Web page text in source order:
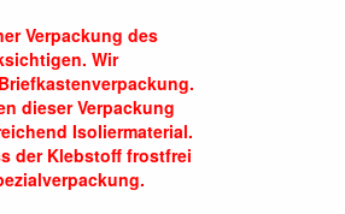
Verpackung des
Wir
dieser Verpackung
Isoliermaterial.
der Klebstoff frostfrei